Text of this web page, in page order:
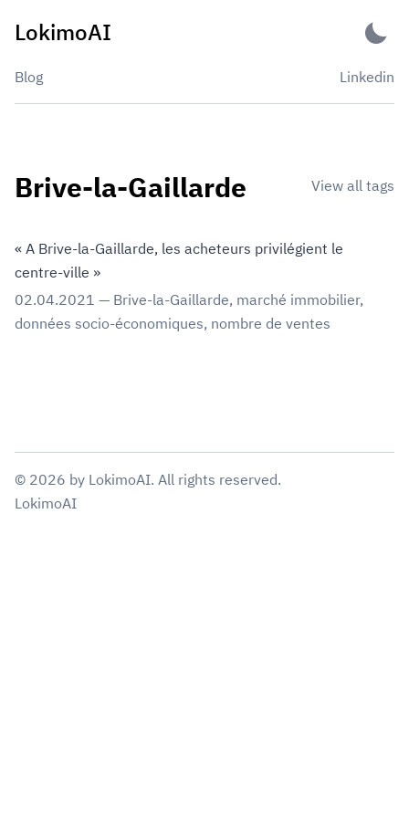
LokimoAI
Blog Linkedin
Brive-la-Gaillarde View all tags
« A Brive-la-Gaillarde, les acheteurs privilégient le
centre-ville »
02.04.2021 — Brive-la-Gaillarde, marché immobilier,
données socio-économiques, nombre de ventes
© 2026 by LokimoAI. All rights reserved.
LokimoAI